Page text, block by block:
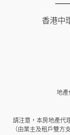
香港中
地產
請注意，本房地產代
（由業主及租戶雙方